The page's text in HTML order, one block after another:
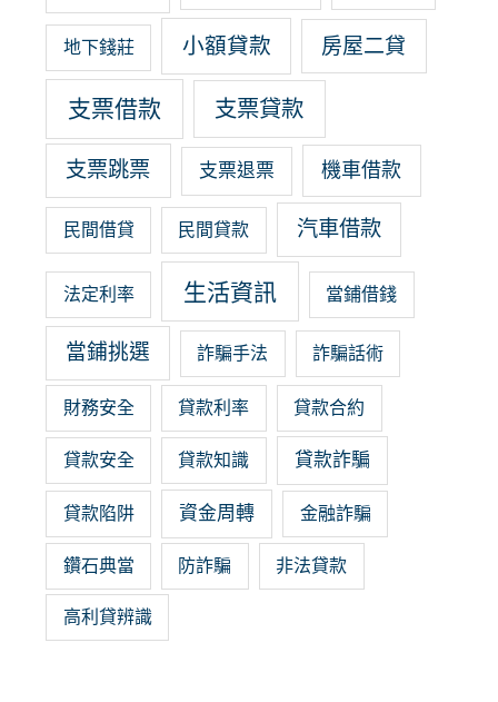
地下錢莊 小額貸款 房屋二貸
支票借款 支票貸款
支票跳票 支票退票 機車借款
民間借貸 民間貸款 汽車借款
法定利率 生活資訊 當鋪借錢
當鋪挑選 詐騙手法 詐騙話術
財務安全 貸款利率 貸款合約
貸款安全 貸款知識 貸款詐騙
貸款陷阱 資金周轉 金融詐騙
鑽石典當 防詐騙 非法貸款
高利貸辨識